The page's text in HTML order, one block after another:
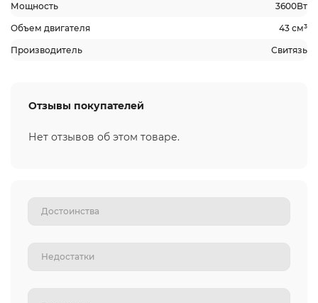
Мощность 3600Вт
Объем двигателя 43 см³
Производитель Свитязь
Отзывы покупателей
Нет отзывов об этом товаре.